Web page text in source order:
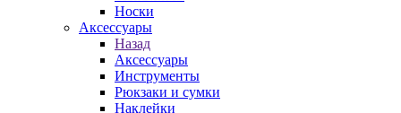
Носки
Аксессуары
Назад
Аксессуары
Инструменты
Рюкзаки и сумки
Наклейки